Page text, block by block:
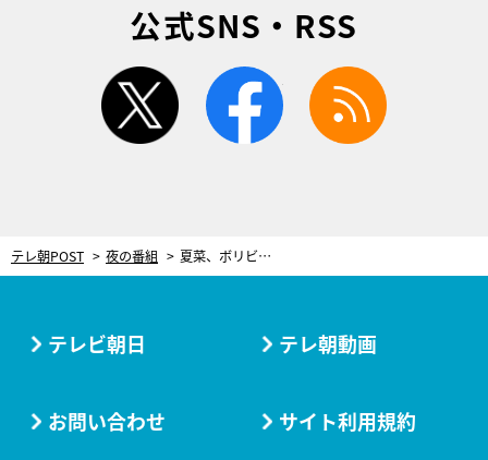
公式SNS・RSS
twitter facebook
テレ朝POST 夜の番組 夏菜、ボリビアで試練の旅！「目がチカチカします」と椅子も座れぬ状態に…！
テレビ朝日 テレ朝動画
お問い合わせ サイト利用規約